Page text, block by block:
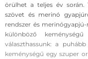
örülhet a teljes év során.
szövet és merinó
rendszer és
különböző
választhassunk: a
keménységű egy szuper